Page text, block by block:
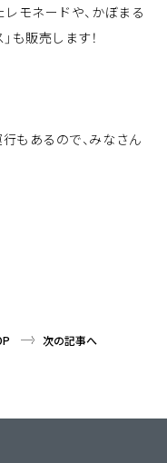
モネードや、かぼまる
も販売します！
もあるので、みなさん
次の記事へ